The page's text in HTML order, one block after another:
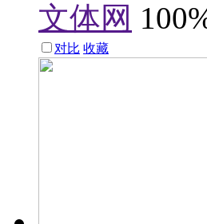
文体网
对比 收藏